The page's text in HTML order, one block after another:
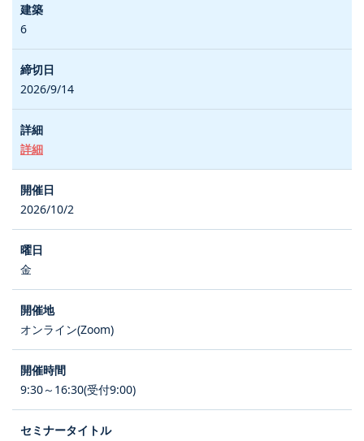
6
2026/9/14
詳細
2026/10/2
金
オンライン(Zoom)
9:30～16:30(受付9:00)